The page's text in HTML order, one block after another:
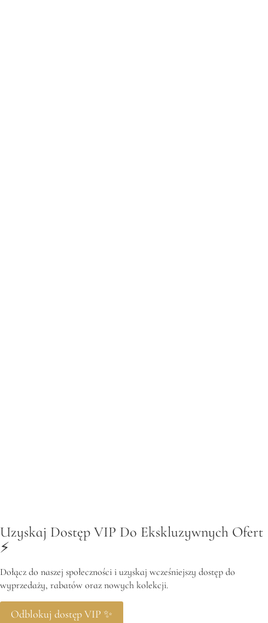
Uzyskaj Dostęp VIP Do Ekskluzywnych Ofert
⚡️
Dołącz do naszej społeczności i uzyskaj wcześniejszy dostęp do
wyprzedaży, rabatów oraz nowych kolekcji.
Odblokuj dostęp VIP ✨